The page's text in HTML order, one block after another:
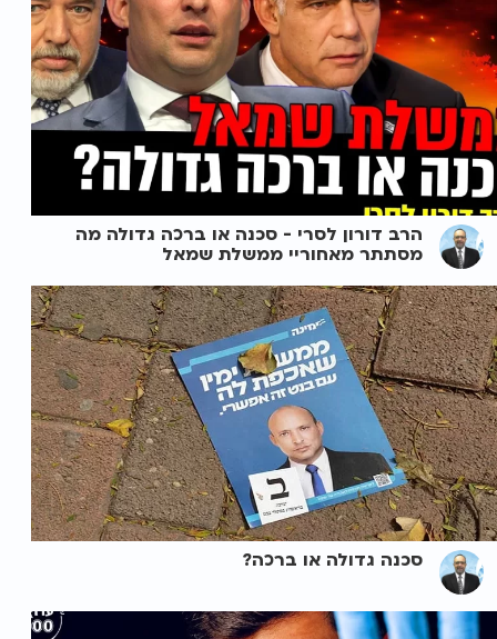
הרב דורון לסרי - סכנה או ברכה גדולה מה
מסתתר מאחוריי ממשלת שמאל
סכנה גדולה או ברכה?